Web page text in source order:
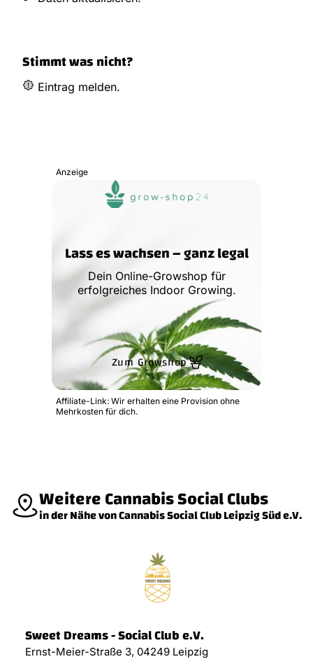
Stimmt was nicht?
Eintrag melden.
Anzeige
Lass es wachsen – ganz legal
Dein Online-Growshop für
erfolgreiches Indoor Growing.
Zum Growshop
Affiliate-Link: Wir erhalten eine Provision ohne
Mehrkosten für dich.
Weitere Cannabis Social Clubs
in der Nähe von Cannabis Social Club Leipzig Süd e.V.
Sweet Dreams - Social Club e.V.
Ernst-Meier-Straße 3, 04249 Leipzig